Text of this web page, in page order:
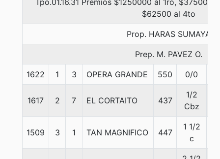
Tpo.01.16.31 Premios $1250000 al 1ro, $375000
$62500 al 4to
Prop. HARAS SUMAYA
Prep. M. PAVEZ O.
1622 1 3 OPERA GRANDE 550 0/0
1617 2 7 EL CORTAITO 437
1/2
Cbz
1509 3 1 TAN MAGNIFICO 447
1 1/2
c